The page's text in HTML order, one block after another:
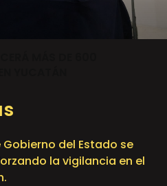
del Estado se
la vigilancia en el